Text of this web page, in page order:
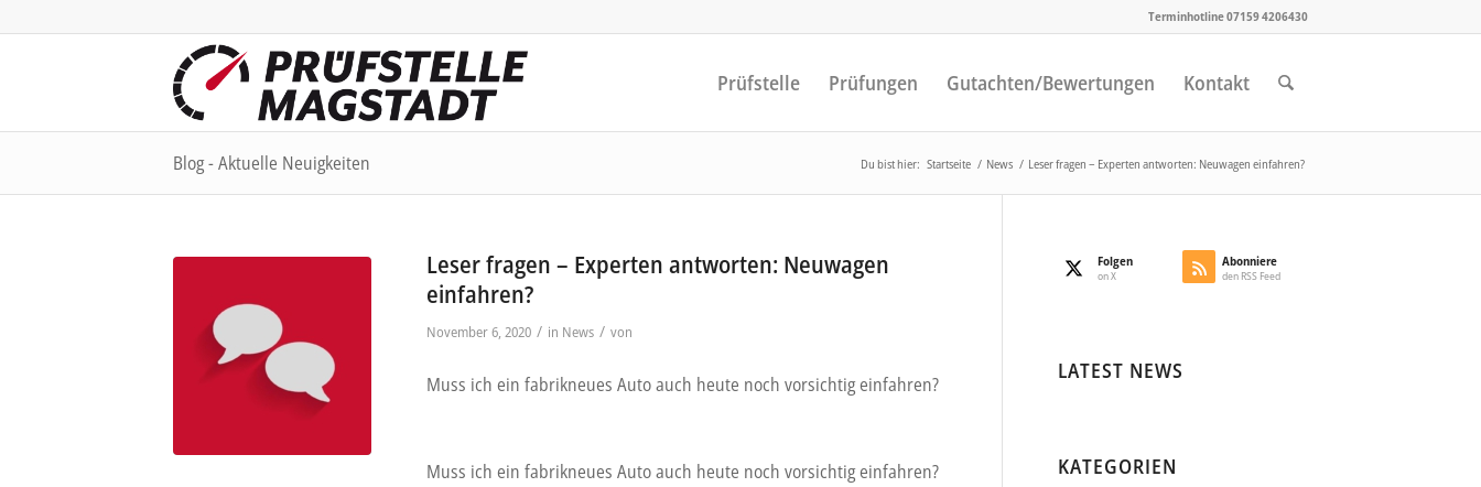
Terminhotline 07159 4206430
Prüfstelle Prüfungen Gutachten/Bewertungen Kontakt
Blog - Aktuelle Neuigkeiten Du bist hier: Startseite / News / Leser fragen – Experten antworten: Neuwagen einfahren?
Leser fragen – Experten antworten: Neuwagen
einfahren?
November 6, 2020 / in News / von
Muss ich ein fabrikneues Auto auch heute noch vorsichtig einfahren?
Muss ich ein fabrikneues Auto auch heute noch vorsichtig einfahren?
Folgen
on X
Abonniere
den RSS Feed
LATEST NEWS
KATEGORIEN